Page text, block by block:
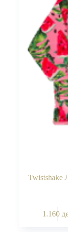
Twistshake
1.160